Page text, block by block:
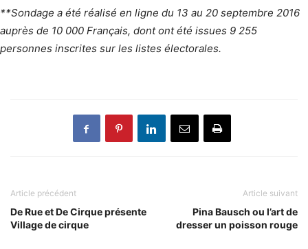
**Sondage a été réalisé en ligne du 13 au 20 septembre 2016
auprès de 10 000 Français, dont ont été issues 9 255
personnes inscrites sur les listes électorales.
Article précédent
De Rue et De Cirque présente
Village de cirque
Article suivant
Pina Bausch ou l’art de
dresser un poisson rouge